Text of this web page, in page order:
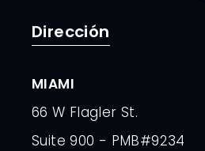
Dirección
MIAMI
66 W Flagler St.
Suite 900 - PMB#9234